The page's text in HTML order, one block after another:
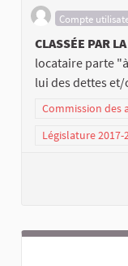
Compte
CLASSÉE PAR
locataire parte
lui des dettes et/
Commission des
Législature 2017-